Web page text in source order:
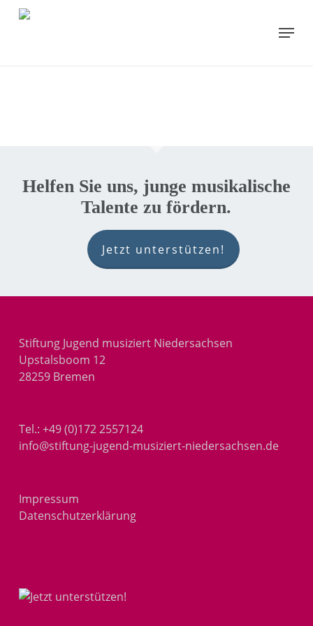
Skip
Menu
Helfen Sie uns, junge musikalische
Talente zu fördern.
Jetzt unterstützen!
Stiftung Jugend musiziert Niedersachsen
Upstalsboom 12
28259 Bremen
Tel.: +49 (0)172 2557124
info@stiftung-jugend-musiziert-niedersachsen.de
Impressum
Datenschutzerklärung